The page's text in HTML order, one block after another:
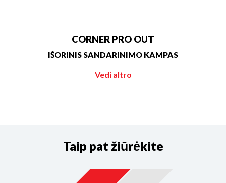
CORNER PRO OUT
IŠORINIS SANDARINIMO KAMPAS
Vedi altro
Taip pat žiūrėkite